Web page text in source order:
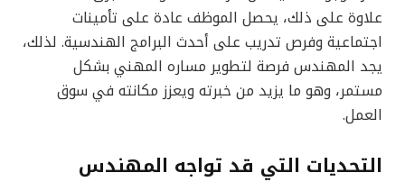
علاوة على ذلك، يحصل الموظف عادة على تأمينات
اجتماعية وفرص تدريب على أحدث البرامج الهندسية. لذلك،
يجد المهندس فرصة لتطوير مساره المهني بشكل
مستمر، وهو ما يزيد من خبرته ويعزز مكانته في سوق
العمل.
التحديات التي قد تواجه المهندس